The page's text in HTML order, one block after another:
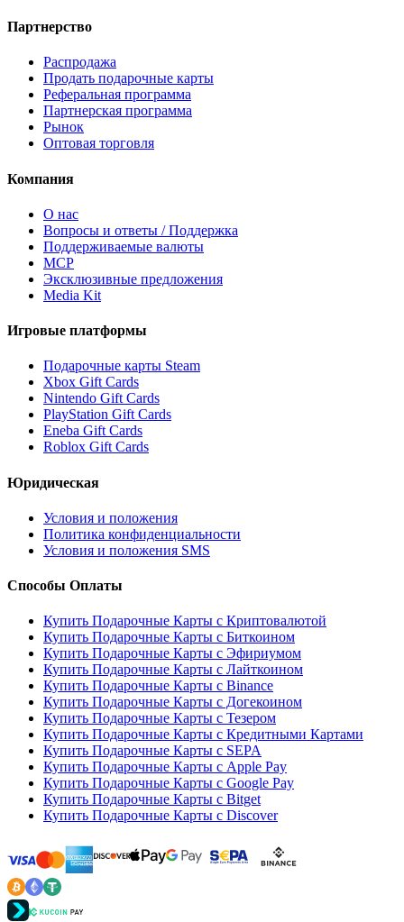
Партнерство
Распродажа
Продать подарочные карты
Реферальная программа
Партнерская программа
Рынок
Оптовая торговля
Компания
О нас
Вопросы и ответы / Поддержка
Поддерживаемые валюты
MCP
Эксклюзивные предложения
Media Kit
Игровые платформы
Подарочные карты Steam
Xbox Gift Cards
Nintendo Gift Cards
PlayStation Gift Cards
Eneba Gift Cards
Roblox Gift Cards
Юридическая
Условия и положения
Политика конфиденциальности
Условия и положения SMS
Способы Оплаты
Купить Подарочные Карты с Криптовалютой
Купить Подарочные Карты с Биткоином
Купить Подарочные Карты с Эфириумом
Купить Подарочные Карты с Лайткоином
Купить Подарочные Карты с Binance
Купить Подарочные Карты с Догекоином
Купить Подарочные Карты с Тезером
Купить Подарочные Карты с Кредитными Картами
Купить Подарочные Карты с SEPA
Купить Подарочные Карты с Apple Pay
Купить Подарочные Карты с Google Pay
Купить Подарочные Карты с Bitget
Купить Подарочные Карты с Discover